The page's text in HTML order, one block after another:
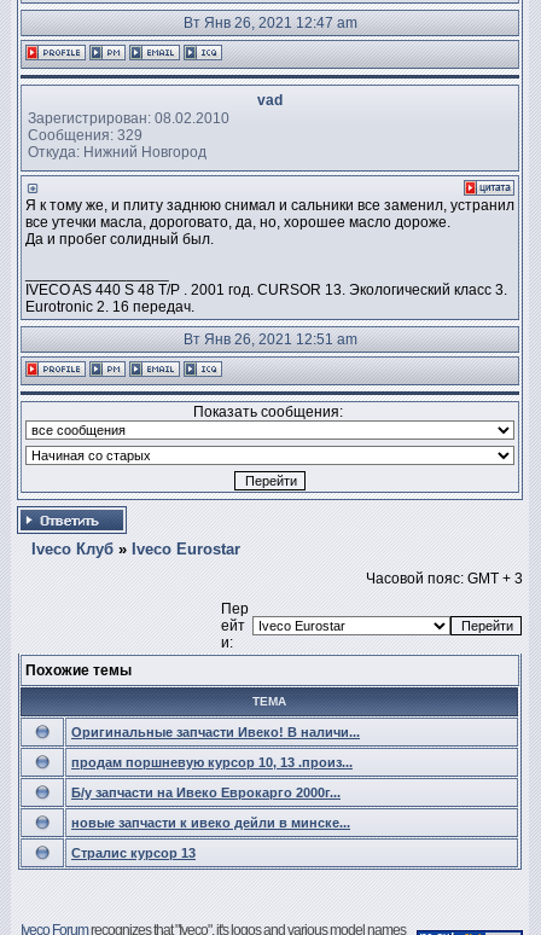
Вт Янв 26, 2021 12:47 am
vad
Зарегистрирован: 08.02.2010
Сообщения: 329
Откуда: Нижний Новгород
Я к тому же, и плиту заднюю снимал и сальники все заменил, устранил
все утечки масла, дороговато, да, но, хорошее масло дороже.
Да и пробег солидный был.
IVECO AS 440 S 48 T/P . 2001 год. CURSOR 13. Экологический класс 3.
Eurotronic 2. 16 передач.
Вт Янв 26, 2021 12:51 am
Показать сообщения:
Iveco Клуб » Iveco Eurostar
Часовой пояс: GMT + 3
Пер
ейт
и:
Похожие темы
ТЕМА
Оригинальные запчасти Ивеко! В наличи...
продам поршневую курсор 10, 13 .произ...
Б/у запчасти на Ивеко Еврокарго 2000г...
новые запчасти к ивеко дейли в минске...
Стралис курсор 13
Iveco Forumrecognizes that "Iveco", it's logos and various model names